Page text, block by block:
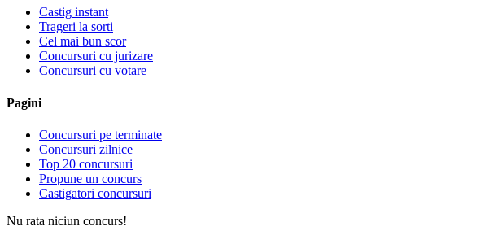
Castig instant
Trageri la sorti
Cel mai bun scor
Concursuri cu jurizare
Concursuri cu votare
Pagini
Concursuri pe terminate
Concursuri zilnice
Top 20 concursuri
Propune un concurs
Castigatori concursuri
Nu rata niciun concurs!